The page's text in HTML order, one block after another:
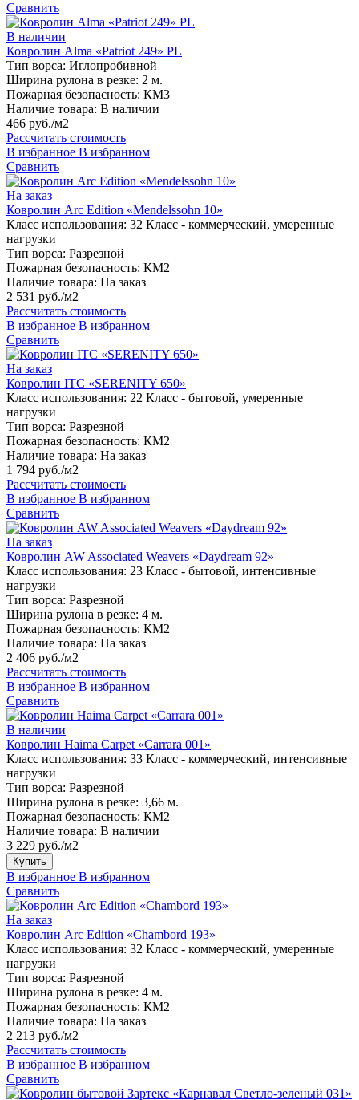
Сравнить
В наличии
Ковролин Alma «Patriot 249» PL
Тип ворса: Иглопробивной
Ширина рулона в резке: 2 м.
Пожарная безопасность: КМ3
Наличие товара: В наличии
466 руб./м2
Рассчитать стоимость
В избранное В избранном
Сравнить
На заказ
Ковролин Arc Edition «Mendelssohn 10»
Класс использования: 32 Класс - коммерческий, умеренные
нагрузки
Тип ворса: Разрезной
Пожарная безопасность: КМ2
Наличие товара: На заказ
2 531 руб./м2
Рассчитать стоимость
В избранное В избранном
Сравнить
На заказ
Ковролин ITC «SERENITY 650»
Класс использования: 22 Класс - бытовой, умеренные
нагрузки
Тип ворса: Разрезной
Пожарная безопасность: КМ2
Наличие товара: На заказ
1 794 руб./м2
Рассчитать стоимость
В избранное В избранном
Сравнить
На заказ
Ковролин AW Associated Weavers «Daydream 92»
Класс использования: 23 Класс - бытовой, интенсивные
нагрузки
Тип ворса: Разрезной
Ширина рулона в резке: 4 м.
Пожарная безопасность: КМ2
Наличие товара: На заказ
2 406 руб./м2
Рассчитать стоимость
В избранное В избранном
Сравнить
В наличии
Ковролин Haima Carpet «Carrara 001»
Класс использования: 33 Класс - коммерческий, интенсивные
нагрузки
Тип ворса: Разрезной
Ширина рулона в резке: 3,66 м.
Пожарная безопасность: КМ2
Наличие товара: В наличии
3 229 руб./м2
Купить
В избранное В избранном
Сравнить
На заказ
Ковролин Arc Edition «Chambord 193»
Класс использования: 32 Класс - коммерческий, умеренные
нагрузки
Тип ворса: Разрезной
Ширина рулона в резке: 4 м.
Пожарная безопасность: КМ2
Наличие товара: На заказ
2 213 руб./м2
Рассчитать стоимость
В избранное В избранном
Сравнить